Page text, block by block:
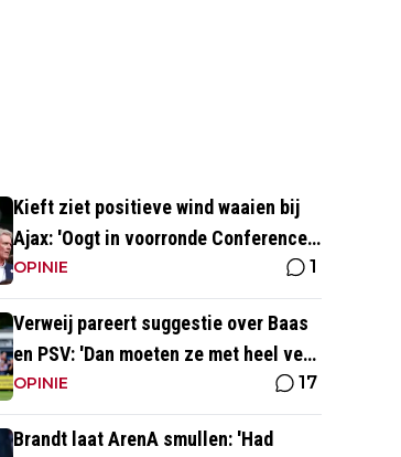
Kieft ziet positieve wind waaien bij
Ajax: 'Oogt in voorronde Conference
League fris en energiek'
OPINIE 1
Verweij pareert suggestie over Baas
en PSV: 'Dan moeten ze met heel veel
geld over de brug komen'
OPINIE 17
Brandt laat ArenA smullen: 'Had